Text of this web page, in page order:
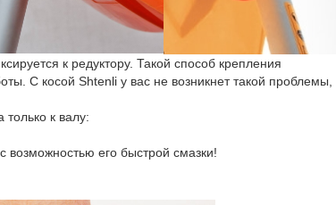
к редуктору. Такой способ крепления
С косой Shtenli у вас не возникнет такой проблемы,
к валу:
возможностью его быстрой смазки!